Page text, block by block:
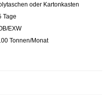
oder Kartonkasten
Tage
EXW
Tonnen/Monat